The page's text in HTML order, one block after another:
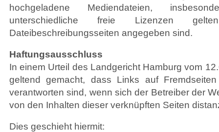
hochgeladene Mediendateien,
unterschiedliche freie Lizenzen
Dateibeschreibungsseiten angegeben sind.
Haftungsausschluss
In einem Urteil des Landgericht Hamburg vom
geltend gemacht, dass Links auf
verantworten sind, wenn sich der Betreiber der
von den Inhalten dieser verknüpften Seiten
Dies geschieht hiermit: